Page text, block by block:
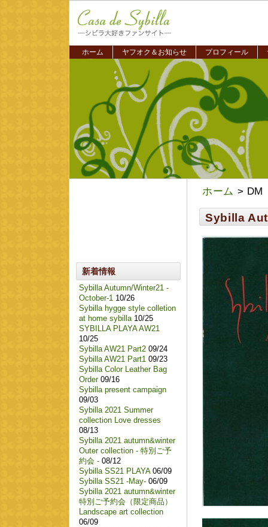
ホーム ヤフオク＆お知らせ プロフィール
ホーム > DM
Sybilla
新着情報
Sybilla Autumn/Winter21 -
October-1 10/26
Sybilla hygge style colletion
at home sybilla 10/25
SYBILLA PLAYA AW21
10/25
Sybilla AW21 Part2 09/24
Sybilla AW21 Part1 09/23
Sybilla Color Leather Bag
Order09/16
Sybilla present campaign
09/03
Sybilla 2021 Summer
collection Love dresses
08/13
Sybilla 2021 autumn&winter
Outer collection - 特別ご予
約会 - 08/12
Sybilla SS21 PLAYA06/09
Sybilla SS21 -May- 06/09
Sybilla 2021 autumn&winter
特別ご予約会（限定商品）
Landscape art collection
06/09